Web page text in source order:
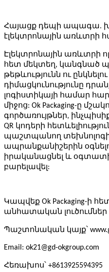
Հայացք դեպի ապագա.
էլեկտրոնային առևտրի
Էլեկտրոնային առևտրի
հետ մեկտեղ, կանգնած
թեթևությունն ու
դիմացկունությունը
լոգիստիկայի համար
միջոց: Ok Packaging-ը
գործառույթներ,
QR կոդերի
պաշտպանող
ապրանքանիշերին
իրականացնել և
բարելավել:
Կապվեք Ok Packaging-ի
անհատական
Պաշտոնական կայք՝
Email: ok21@gd-okgroup.com
Հեռախոս՝ +8613925594395